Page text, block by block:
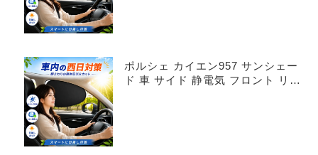
ポルシェ カイエン957 サンシェー
ド 車 サイド 静電気 フロント リア